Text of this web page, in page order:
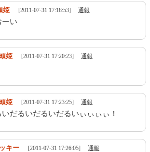
姫 [2011-07-31 17:18:53] 通報
ーい
姫 [2011-07-31 17:20:23] 通報
姫 [2011-07-31 17:23:25] 通報
だるいだるいだるいぃぃぃぃ！
キー [2011-07-31 17:26:05] 通報